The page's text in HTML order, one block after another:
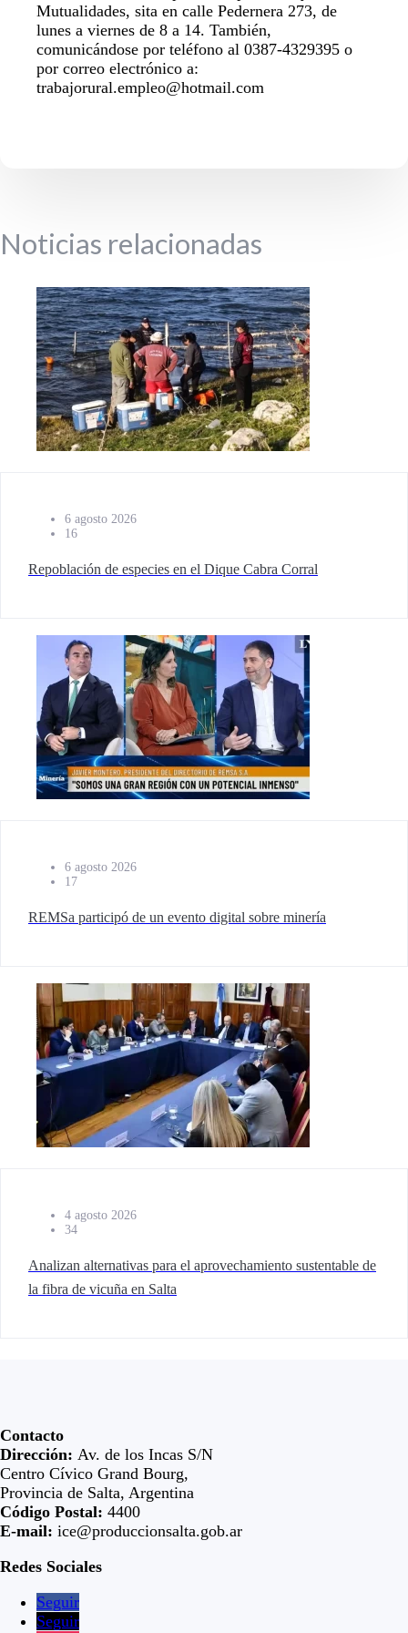
Mutualidades, sita en calle Pedernera 273, de
lunes a viernes de 8 a 14. También,
comunicándose por teléfono al 0387-4329395 o
por correo electrónico a:
trabajorural.empleo@hotmail.com
Noticias relacionadas
6 agosto 2026
16
Repoblación de especies en el Dique Cabra Corral
6 agosto 2026
17
REMSa participó de un evento digital sobre minería
4 agosto 2026
34
Analizan alternativas para el aprovechamiento sustentable de
la fibra de vicuña en Salta
Contacto
Dirección: Av. de los Incas S/N
Centro Cívico Grand Bourg,
Provincia de Salta, Argentina
Código Postal: 4400
E-mail: ice@produccionsalta.gob.ar
Redes Sociales
Seguir
Seguir